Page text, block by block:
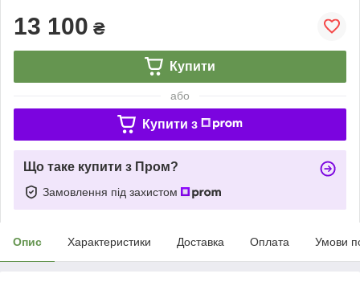
13 100 ₴
Купити
або
Купити з
Що таке купити з Пром?
Замовлення під захистом
Опис Характеристики Доставка Оплата Умови